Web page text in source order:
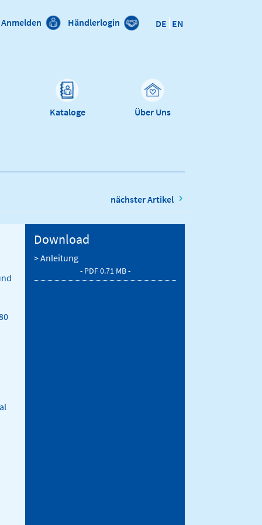
DE EN
Anmelden Händlerlogin
Kataloge Über Uns
nächster Artikel
Download
> Anleitung
- PDF 0.71 MB -